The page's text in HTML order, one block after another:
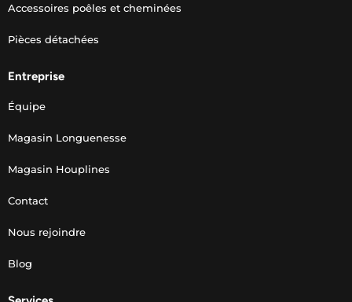
Accessoires poêles et cheminées
Pièces détachées
Entreprise
Équipe
Magasin Longuenesse
Magasin Houplines
Contact
Nous rejoindre
Blog